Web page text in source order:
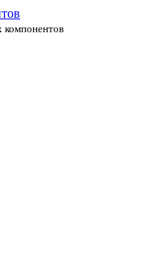
компонентов